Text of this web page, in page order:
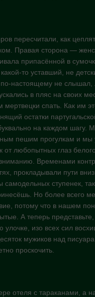
пересчитали, как
Правая сторона —
припасëнной в
то уставший, не
по-настоящему не
в пляс на своих
мертвецки спать. Как им
остатки
на каждом шагу.
пешим прогулкам и мы
от любопытных глаз
Временами
прокладывали пути
ступенек,
Но более всего
потому что в нашем
А теперь
изо всех сил
мужиков над
проскочить.
отеля с тараканами, а